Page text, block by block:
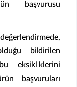
başvurusu
bildirilen
eksikliklerini
başvuruları